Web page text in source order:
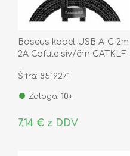
Baseus kabel USB A-C 2m
2A Cafule siv/črn CATKLF-
Šifra: 8519271
Zaloga: 10+
7,14 € z DDV